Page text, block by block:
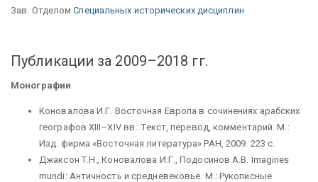
Зав. ОтделомСпециальных исторических дисциплин
Публикации за 2009–2018 гг.
Монографии
Коновалова И.Г. Восточная Европа в сочинениях арабских
географов XIII–XIV вв.: Текст, перевод, комментарий. М.:
Изд. фирма «Восточная литература» РАН, 2009. 223 с.
Джаксон Т.Н., Коновалова И.Г., Подосинов А.В. Imagines
mundi: Античность и средневековье. М.: Рукописные